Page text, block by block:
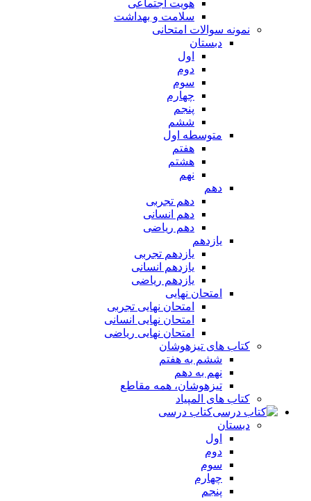
هویت اجتماعی
سلامت و بهداشت
نمونه سوالات امتحانی
دبستان
اول
دوم
سوم
چهارم
پنجم
ششم
متوسطه اول
هفتم
هشتم
نهم
دهم
دهم تجربی
دهم انسانی
دهم ریاضی
یازدهم
یازدهم تجربی
یازدهم انسانی
یازدهم ریاضی
امتحان نهایی
امتحان نهایی تجربی
امتحان نهایی انسانی
امتحان نهایی ریاضی
کتاب های تیزهوشان
ششم به هفتم
نهم به دهم
تیزهوشان، همه مقاطع
کتاب های المپیاد
کتاب درسی
دبستان
اول
دوم
سوم
چهارم
پنجم